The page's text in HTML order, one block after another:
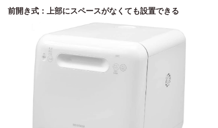
前開き式：上部にスペースがなくても設置できる